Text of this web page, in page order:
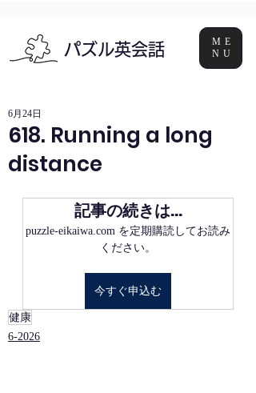
パズル英会話
ME
NU
618. Running a long
distance
6月24日
記事の続きは…
puzzle-eikaiwa.com を定期購読してお読み
ください。
今すぐ申込む
健康
6-2026